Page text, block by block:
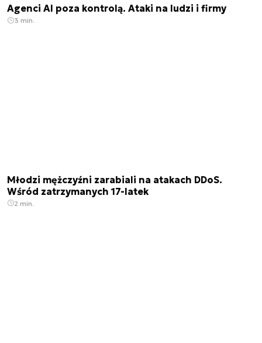
Agenci AI poza kontrolą. Ataki na ludzi i firmy
3 min.
Młodzi mężczyźni zarabiali na atakach DDoS.
Wśród zatrzymanych 17-latek
2 min.